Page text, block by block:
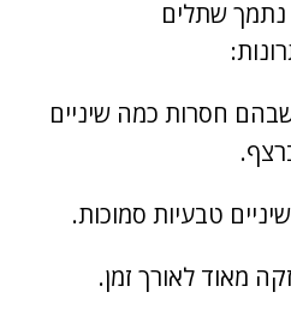
שתלים
חסרות כמה שיניים
טבעיות סמוכות.
מאוד לאורך זמן.